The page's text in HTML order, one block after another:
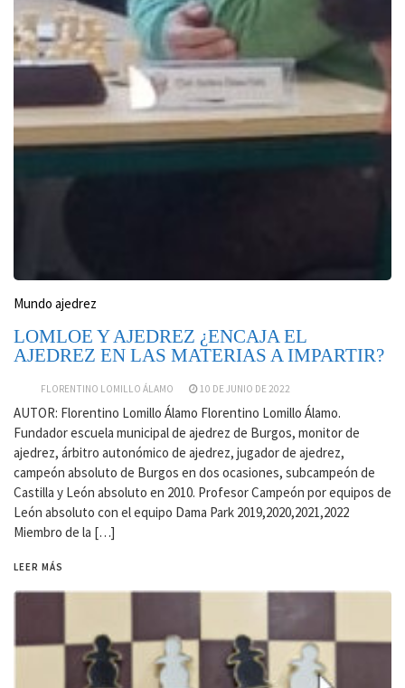
Mundo ajedrez
LOMLOE Y AJEDREZ ¿ENCAJA EL
AJEDREZ EN LAS MATERIAS A IMPARTIR?
FLORENTINO LOMILLO ÁLAMO 10 DE JUNIO DE 2022
AUTOR: Florentino Lomillo Álamo Florentino Lomillo Álamo.
Fundador escuela municipal de ajedrez de Burgos, monitor de
ajedrez, árbitro autonómico de ajedrez, jugador de ajedrez,
campeón absoluto de Burgos en dos ocasiones, subcampeón de
Castilla y León absoluto en 2010. Profesor Campeón por equipos de
León absoluto con el equipo Dama Park 2019,2020,2021,2022
Miembro de la […]
LEER MÁS